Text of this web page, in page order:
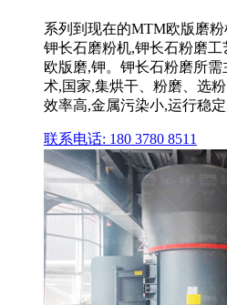
系列到现在的MTM欧版磨粉
钾长石磨粉机,钾长石粉磨
欧版磨,钾。钾长石粉磨所
术,国家,集烘干、粉磨、选
效率高,金属污染小,运行稳
联系电话: 180 3780 8511